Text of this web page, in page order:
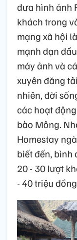
đưa hình ảnh
khách trong
mạng xã hội
mạnh dạn
máy ảnh và
xuyên đăng
nhiên, đời
các hoạt
bào Mông.
Homestay
biết đến, bình
20 - 30 lượt
- 40 triệu